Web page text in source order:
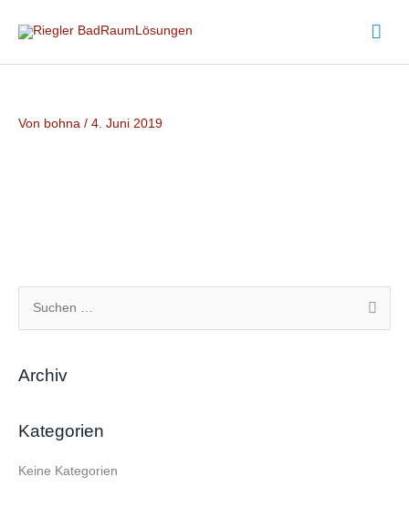
Inhalt
Von bohna / 4. Juni 2019
h
n
Archiv
Kategorien
Keine Kategorien